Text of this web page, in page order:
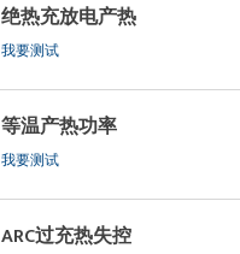
绝热充放电产热
我要测试
等温产热功率
我要测试
ARC过充热失控